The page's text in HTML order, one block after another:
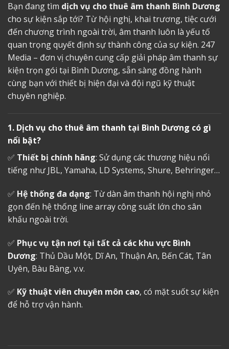
Bạn đang tìm dịch vụ cho thuê âm thanh Bình Dương
cho sự kiện sắp tới? Từ hội nghị, khai trương, tiệc cưới
đến chương trình ngoài trời, âm thanh luôn là yếu tố
quan trọng quyết định sự thành công của sự kiện. 247
Media – đơn vị chuyên cung cấp giải pháp âm thanh sự
kiện trọn gói tại Bình Dương, sẵn sàng đồng hành
cùng bạn với thiết bị hiện đại và đội ngũ kỹ thuật
chuyên nghiệp.
1. Dịch vụ cho thuê âm thanh tại Bình Dương có gì
nổi bật?
✅ Thiết bị chính hãng: Sử dụng các thương hiệu nổi
tiếng như JBL, Yamaha, LD Systems, Shure, Behringer…
✅ Hệ thống đa dạng: Từ dàn âm thanh hội nghị nhỏ
gọn đến hệ thống line array công suất lớn cho sân
khấu ngoài trời.
✅ Phục vụ tận nơi tại tất cả các khu vực Bình
Dương: Thủ Dầu Một, Dĩ An, Thuận An, Bến Cát, Tân
Uyên, Bàu Bàng, v.v.
✅ Kỹ thuật viên chuyên môn cao, có mặt suốt sự kiện
để hỗ trợ vận hành.